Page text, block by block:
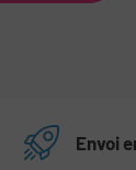
Envoi